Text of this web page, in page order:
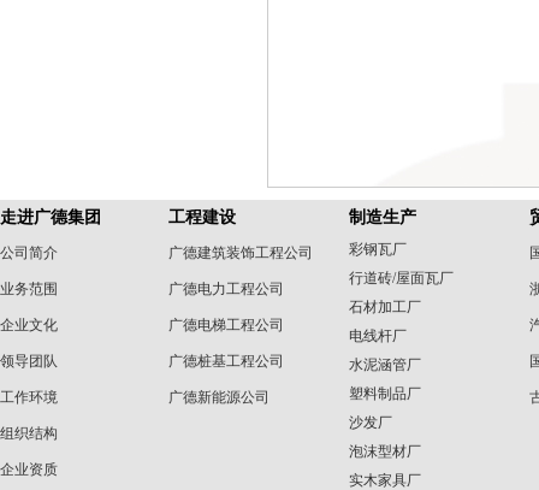
走进广德集团
公司简介
业务范围
企业文化
领导团队
工作环境
组织结构
企业资质
工程建设
广德建筑装饰工程公司
广德电力工程公司
广德电梯工程公司
广德桩基工程公司
广德新能源公司
制造生产
彩钢瓦厂
行道砖/屋面瓦厂
石材加工厂
电线杆厂
水泥涵管厂
塑料制品厂
沙发厂
泡沫型材厂
实木家具厂